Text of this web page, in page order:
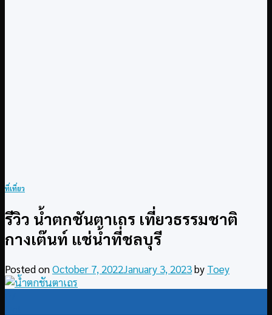
ที่เที่ยว
รีวิว น้ำตกชันตาเถร เที่ยวธรรมชาติ
กางเต๊นท์ แช่น้ำที่ชลบุรี
Posted onOctober 7, 2022January 3, 2023by Toey